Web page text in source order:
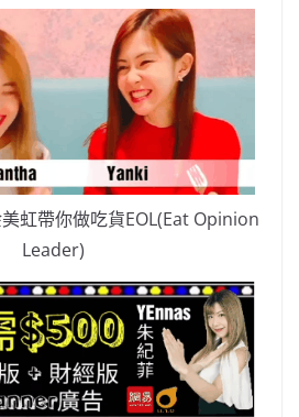
虹帶你做吃貨EOL(Eat Opinion
Leader)